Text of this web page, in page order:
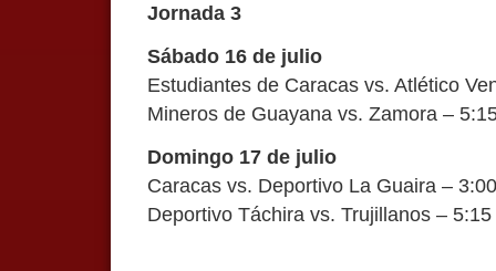
Jornada 3
Sábado 16 de julio
Estudiantes de Caracas vs. Atlético
Mineros de Guayana vs. Zamora –
Domingo 17 de julio
Caracas vs. Deportivo La Guaira –
Deportivo Táchira vs. Trujillanos – 5:15